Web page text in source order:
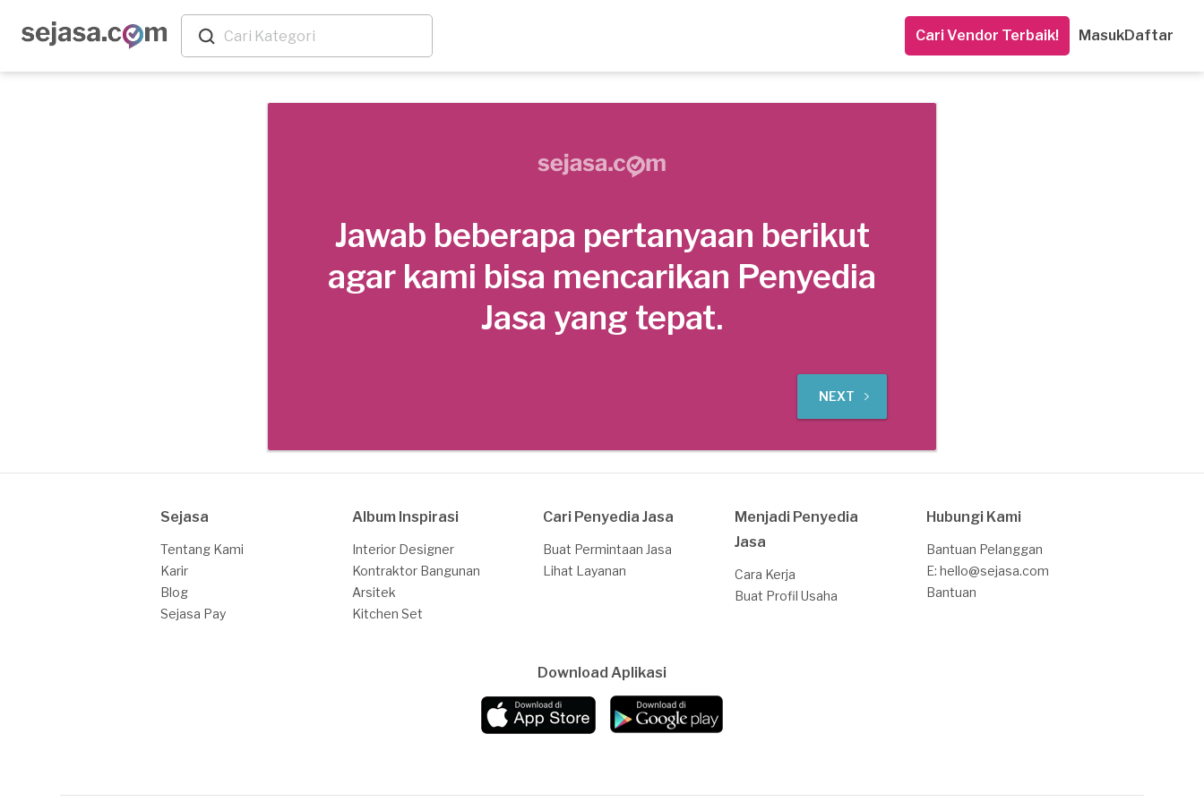
Cari Vendor Terbaik! MasukDaftar
Jawab beberapa pertanyaan berikut
agar kami bisa mencarikan Penyedia
Jasa yang tepat.
NEXT
Sejasa
Tentang Kami
Karir
Blog
Sejasa Pay
Album Inspirasi
Interior Designer
Kontraktor Bangunan
Arsitek
Kitchen Set
Cari Penyedia Jasa
Buat Permintaan Jasa
Lihat Layanan
Menjadi Penyedia
Jasa
Cara Kerja
Buat Profil Usaha
Hubungi Kami
Bantuan Pelanggan
E: hello@sejasa.com
Bantuan
Download Aplikasi